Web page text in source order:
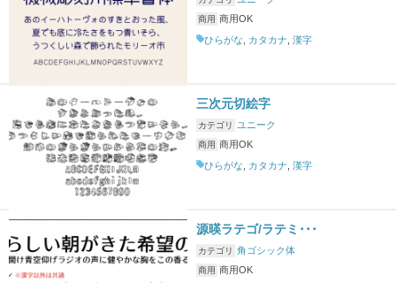
商用 商用OK
ひらがな
カタカナ 漢字
三次元切絵字
カテゴリ ユニーク
商用 商用OK
ひらがな
カタカナ 漢字
源暎ラテゴ/ラテミ･･･
カテゴリ 角ゴシック体
商用 商用OK